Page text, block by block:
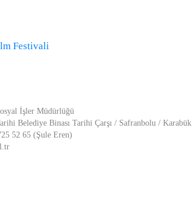
Festivali
İşler Müdürlüğü
Belediye Binası Tarihi Çarşı / Safranbolu / Karabük
52 65 (Şule Eren)